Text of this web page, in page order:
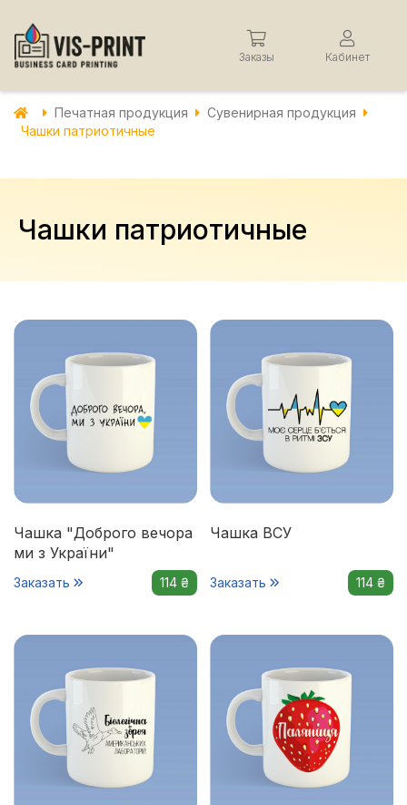
Заказы Кабинет
Печатная продукция
Сувенирная продукция
Чашки патриотичные
Чашки патриотичные
Чашка "Доброго вечора
ми з України"
Заказать 114 ₴
Чашка ВСУ
Заказать 114 ₴